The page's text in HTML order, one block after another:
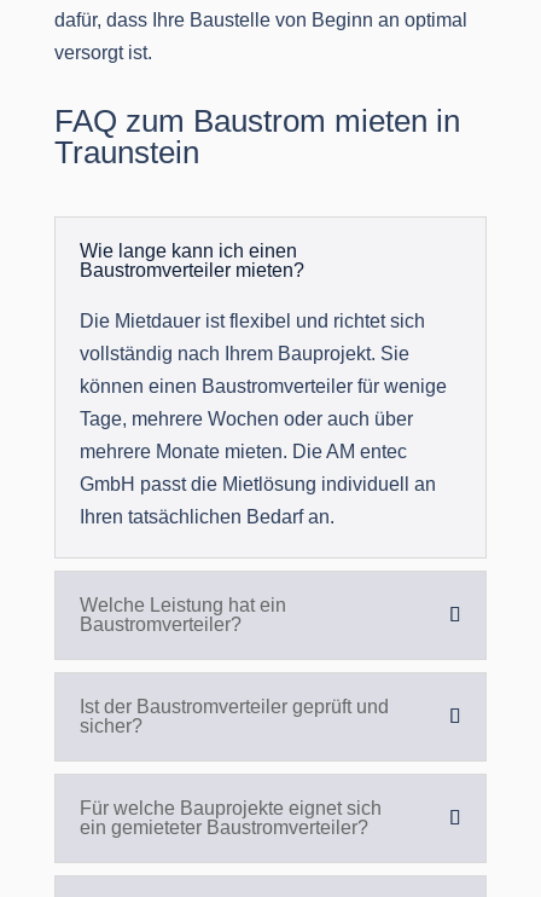
dafür, dass Ihre Baustelle von Beginn an optimal
versorgt ist.
FAQ zum Baustrom mieten in
Traunstein
Wie lange kann ich einen
Baustromverteiler mieten?
Die Mietdauer ist flexibel und richtet sich
vollständig nach Ihrem Bauprojekt. Sie
können einen Baustromverteiler für wenige
Tage, mehrere Wochen oder auch über
mehrere Monate mieten. Die AM entec
GmbH passt die Mietlösung individuell an
Ihren tatsächlichen Bedarf an.
Welche Leistung hat ein
Baustromverteiler?
Ist der Baustromverteiler geprüft und
sicher?
Für welche Bauprojekte eignet sich
ein gemieteter Baustromverteiler?